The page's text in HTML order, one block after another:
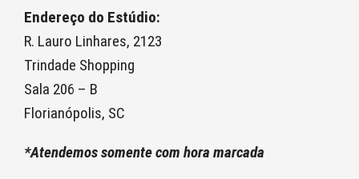
Endereço do Estúdio:
R. Lauro Linhares, 2123
Trindade Shopping
Sala 206 – B
Florianópolis, SC
*Atendemos somente com hora marcada